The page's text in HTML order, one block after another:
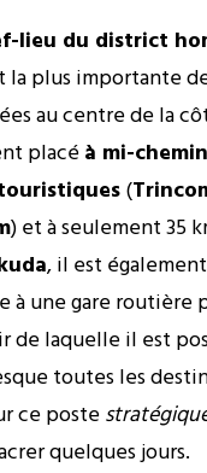
lieu du district
la plus importante
au centre de la
placéà mi-
(
) et à seulement 35
, il est
à une gare routière
de laquelle il est
toutes les
ce poste
quelques jours.